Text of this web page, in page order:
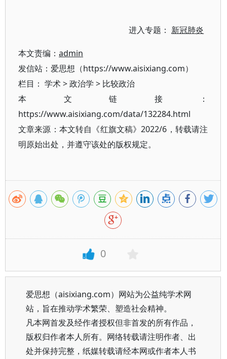
进入专题： 新冠肺炎
本文责编： admin
发信站：爱思想（https://www.aisixiang.com）
栏目： 学术>政治学 > 比较政治
本文链接：
https://www.aisixiang.com/data/132284.html
文章来源：本文转自《红旗文稿》2022/6，转载请注
明原始出处，并遵守该处的版权规定。
0
爱思想（aisixiang.com）网站为公益纯学术网
站，旨在推动学术繁荣、塑造社会精神。
凡本网首发及经作者授权但非首发的所有作品，
版权归作者本人所有。网络转载请注明作者、出
处并保持完整，纸媒转载请经本网或作者本人书